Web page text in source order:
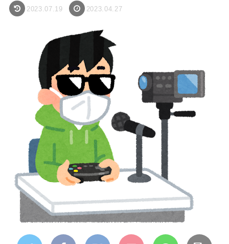
2023.07.19 2023.04.27